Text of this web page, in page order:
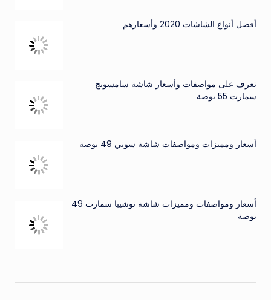
أفضل أنواع الشاشات 2020 وأسعارهم
تعرف على مواصفات وأسعار شاشة سامسونج
سمارت 55 بوصة
أسعار ومميزات ومواصفات شاشة سوني 49 بوصة
أسعار ومواصفات ومميزات شاشة توشيبا سمارت 49
بوصة